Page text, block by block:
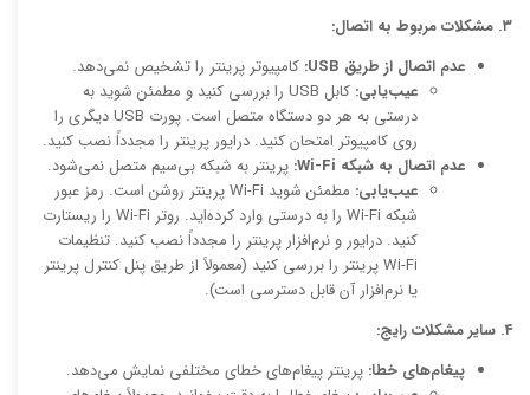
۳. مشکلات مربوط به اتصال:
عدم اتصال از طریق USB:
کامپیوتر پرینتر را تشخیص نمی‌دهد.
عیب‌یابی:
کابل USB را بررسی کنید و مطمئن شوید به
درستی به هر دو دستگاه متصل است. پورت USB دیگری را
روی کامپیوتر امتحان کنید. درایور پرینتر را مجدداً نصب کنید.
عدم اتصال به شبکه Wi-Fi:
پرینتر به شبکه بی‌سیم متصل نمی‌شود.
عیب‌یابی:
مطمئن شوید Wi-Fi پرینتر روشن است. رمز عبور
شبکه Wi-Fi را به درستی وارد کرده‌اید. روتر Wi-Fi را ریستارت
کنید. درایور و نرم‌افزار پرینتر را مجدداً نصب کنید. تنظیمات
Wi-Fi پرینتر را بررسی کنید (معمولاً از طریق پنل کنترل پرینتر
یا نرم‌افزار آن قابل دسترسی است).
۴. سایر مشکلات رایج:
پیغام‌های خطا: پرینتر پیغام‌های خطای مختلفی نمایش می‌دهد.